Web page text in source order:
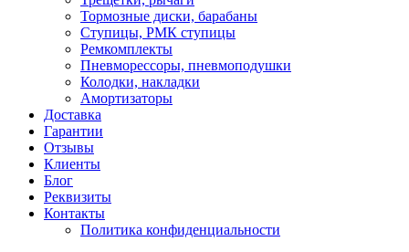
Тормозные диски, барабаны
Ступицы, РМК ступицы
Ремкомплекты
Пневморессоры, пневмоподушки
Колодки, накладки
Амортизаторы
Доставка
Гарантии
Отзывы
Клиенты
Блог
Реквизиты
Контакты
Политика конфиденциальности